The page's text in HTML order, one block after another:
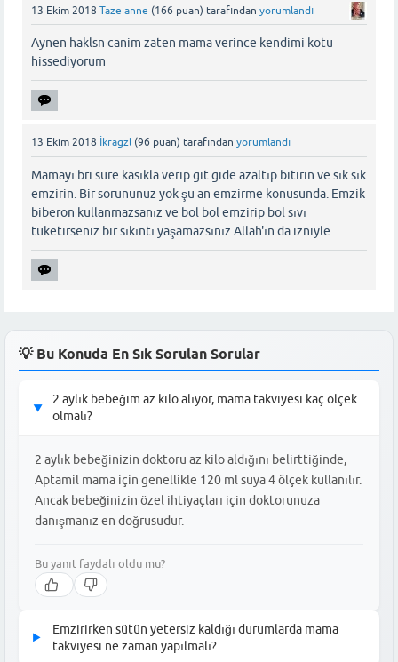
13 Ekim 2018 Taze anne (166 puan) tarafından yorumlandı
Aynen haklsn canim zaten mama verince kendimi kotu
hissediyorum
13 Ekim 2018 İkragzl (96 puan) tarafından yorumlandı
Mamayı bri süre kasıkla verip git gide azaltıp bitirin ve sık sık
emzirin. Bir sorununuz yok şu an emzirme konusunda. Emzik
biberon kullanmazsanız ve bol bol emzirip bol sıvı
tüketirseniz bir sıkıntı yaşamazsınız Allah'ın da izniyle.
💡 Bu Konuda En Sık Sorulan Sorular
▶
2 aylık bebeğim az kilo alıyor, mama takviyesi kaç ölçek
olmalı?
2 aylık bebeğinizin doktoru az kilo aldığını belirttiğinde,
Aptamil mama için genellikle 120 ml suya 4 ölçek kullanılır.
Ancak bebeğinizin özel ihtiyaçları için doktorunuza
danışmanız en doğrusudur.
Bu yanıt faydalı oldu mu?
▶
Emzirirken sütün yetersiz kaldığı durumlarda mama
takviyesi ne zaman yapılmalı?